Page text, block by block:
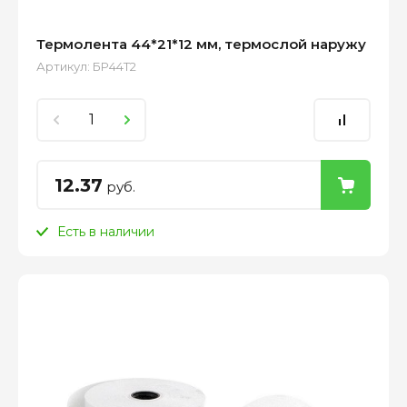
Термолента 44*21*12 мм, термослой наружу
Артикул: БР44Т2
12.37 руб.
Есть в наличии